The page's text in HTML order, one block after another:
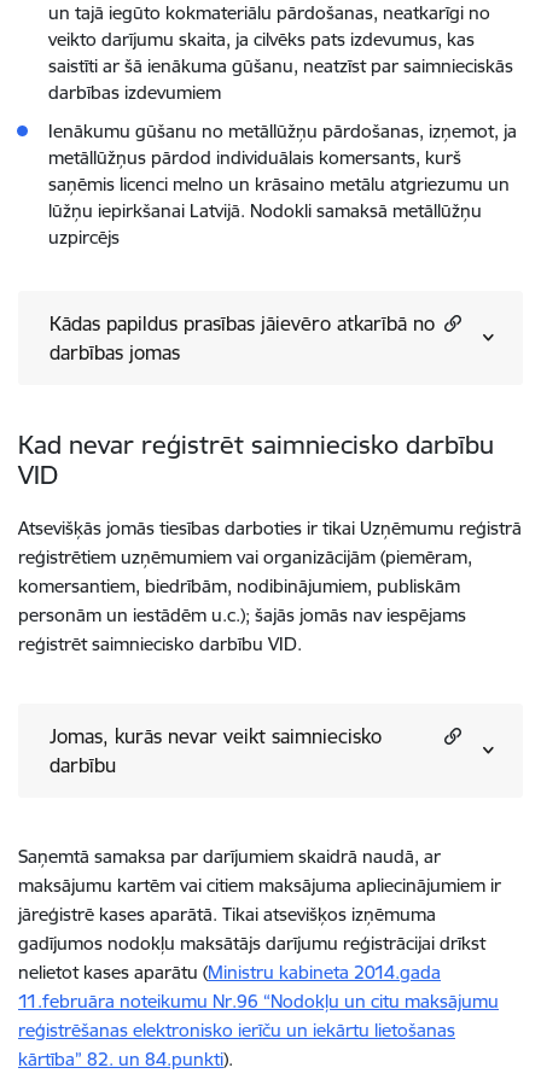
un tajā iegūto kokmateriālu pārdošanas, neatkarīgi no
veikto darījumu skaita, ja cilvēks pats izdevumus, kas
saistīti ar šā ienākuma gūšanu, neatzīst par saimnieciskās
darbības izdevumiem
Ienākumu gūšanu no metāllūžņu pārdošanas, izņemot, ja
metāllūžņus pārdod individuālais komersants, kurš
saņēmis licenci melno un krāsaino metālu atgriezumu un
lūžņu iepirkšanai Latvijā. Nodokli samaksā metāllūžņu
uzpircējs
Kādas papildus prasības jāievēro atkarībā no
darbības jomas
Kad nevar reģistrēt saimniecisko darbību
VID
Atsevišķās jomās tiesības darboties ir tikai Uzņēmumu reģistrā
reģistrētiem uzņēmumiem vai organizācijām (piemēram,
komersantiem, biedrībām, nodibinājumiem, publiskām
personām un iestādēm u.c.); šajās jomās nav iespējams
reģistrēt saimniecisko darbību VID.
Jomas, kurās nevar veikt saimniecisko
darbību
Saņemtā samaksa par darījumiem skaidrā naudā, ar
maksājumu kartēm vai citiem maksājuma apliecinājumiem ir
jāreģistrē kases aparātā. Tikai atsevišķos izņēmuma
gadījumos nodokļu maksātājs darījumu reģistrācijai drīkst
nelietot kases aparātu (Ministru kabineta 2014.gada
11.februāra noteikumu Nr.96 “Nodokļu un citu maksājumu
reģistrēšanas elektronisko ierīču un iekārtu lietošanas
kārtība” 82. un 84.punkti).